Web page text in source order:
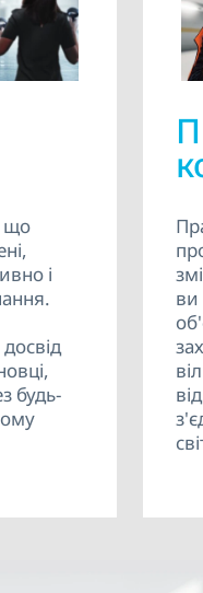
що
і
будь-
ви